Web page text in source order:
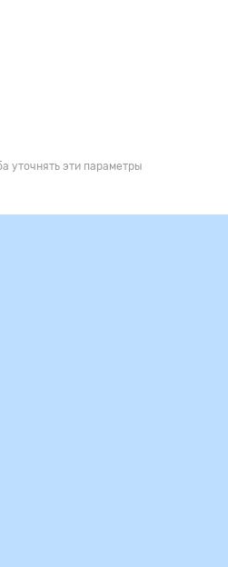
уточнять эти параметры